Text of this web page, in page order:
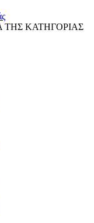
ΤΗΣ ΚΑΤΗΓΟΡΙΑΣ